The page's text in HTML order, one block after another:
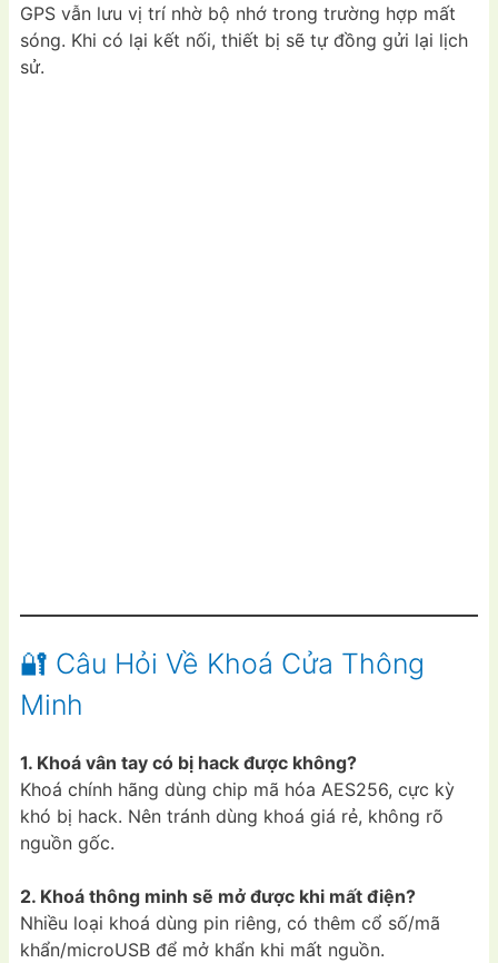
GPS vẫn lưu vị trí nhờ bộ nhớ trong trường hợp mất
sóng. Khi có lại kết nối, thiết bị sẽ tự đồng gửi lại lịch
sử.
🔐 Câu Hỏi Về Khoá Cửa Thông
Minh
1. Khoá vân tay có bị hack được không?
Khoá chính hãng dùng chip mã hóa AES256, cực kỳ
khó bị hack. Nên tránh dùng khoá giá rẻ, không rõ
nguồn gốc.
2. Khoá thông minh sẽ mở được khi mất điện?
Nhiều loại khoá dùng pin riêng, có thêm cổ số/mã
khẩn/microUSB để mở khẩn khi mất nguồn.